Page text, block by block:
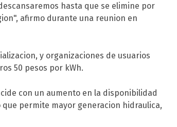
hasta que se elimine por
afirmo durante una reunion en
y organizaciones de usuarios
50 pesos por kWh.
con un aumento en la disponibilidad
permite mayor generacion hidraulica,